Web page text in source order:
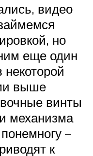
видео
но
еще один
выше
винты
механизма
–
к